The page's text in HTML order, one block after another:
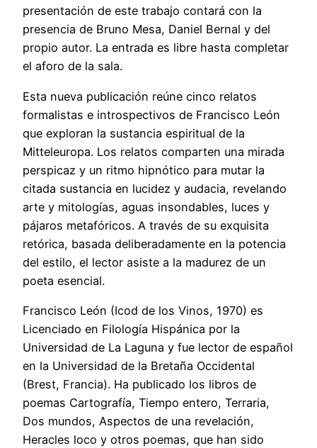
presentación de este trabajo contará con la
presencia de Bruno Mesa, Daniel Bernal y del
propio autor. La entrada es libre hasta completar
el aforo de la sala.
Esta nueva publicación reúne cinco relatos
formalistas e introspectivos de Francisco León
que exploran la sustancia espiritual de la
Mitteleuropa. Los relatos comparten una mirada
perspicaz y un ritmo hipnótico para mutar la
citada sustancia en lucidez y audacia, revelando
arte y mitologías, aguas insondables, luces y
pájaros metafóricos. A través de su exquisita
retórica, basada deliberadamente en la potencia
del estilo, el lector asiste a la madurez de un
poeta esencial.
Francisco León (Icod de los Vinos, 1970) es
Licenciado en Filología Hispánica por la
Universidad de La Laguna y fue lector de español
en la Universidad de la Bretaña Occidental
(Brest, Francia). Ha publicado los libros de
poemas Cartografía, Tiempo entero, Terraria,
Dos mundos, Aspectos de una revelación,
Heracles loco y otros poemas, que han sido